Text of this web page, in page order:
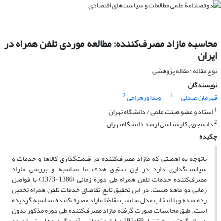
محاسبه مازاد مصرف‌کننده: مطالعه موردی تلفن همراه در
ایران
نوع مقاله : مقاله پژوهشی
نویسندگان
قهرمان عبدلی
1 ویدا ورهرامی2
1استاد و عضو هیئت علمی / دانشگاه تهران
2دانشجوی کارشناسی ارشد دانشگاه تهران
چکیده
باتوجه به اهمیتی که مازاد مصرف‌کننده در قیمت‌گذاری کالاها و خدمات و
سیاست‌گذاری دارد در این تحقیق هدف ما محاسبه و بررسی مازاد
مصرف‌کننده خدمات تلفن همراه طی دورة زمانی (1386-1373) با فواصل
زمانی دو ماهه هست. در این تحقیق تابع تقاضای خدمات تلفن همراه تخمین
زده شده و با انتخاب مدل مناسب تقاضا مازاد مصرف‌کننده محاسبه گردیده
است. طبق محاسبات صورت گرفته مازاد مصرف‌کننده طی دوره مذکور بدون